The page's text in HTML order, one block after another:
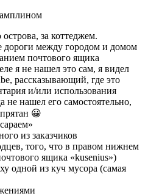
за коттеджем.
дороги между городом и домом
почтового ящика
я не нашел это сам, я видел
рассказывающий, где это
и/или использования
не нашел его самостоятельно,
😀
из заказчиков
того, что в правом нижнем
ящика «kusenius»)
одной из куч мусора (самая